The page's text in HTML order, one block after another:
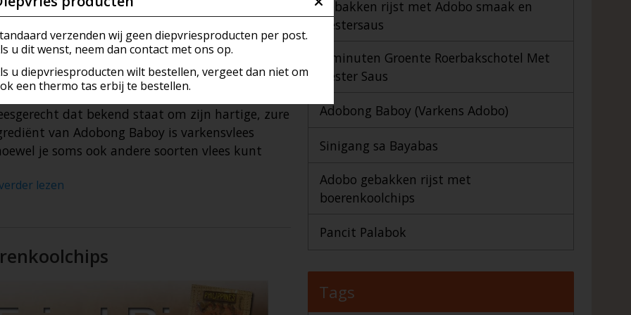
Vlees
Zoetwaren
Zuivel
Sauzen & Marinades
Vlees & Hotdogs
Vis & Schaaldieren
& Snoep
Rijst & Noedels
Producten
& Dispensers
en manden
& Fondue
Own Creations (ROC)
& Accesoires
verzenden wij geen diepvriesproducten per post.
u dit wenst, neem dan contact met ons op.
u diepvriesproducten wilt bestellen, vergeet dan niet om
een thermo tas erbij te bestellen.
dat bekend staat om zijn hartige, zure
van Adobong Baboy is varkensvlees
je soms ook andere soorten vlees kunt
lezen
Gebakken rijst met Adobo smaak en
Oestersaus
7 minuten Groente Roerbakschotel Met
Oester Saus
Adobong Baboy (Varkens Adobo)
Sinigang sa Bayabas
Adobo gebakken rijst met
boerenkoolchips
Pancit Palabok
Tags